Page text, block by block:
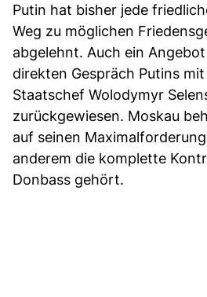
Putin hat bisher jede
Weg zu möglichen
abgelehnt. Auch ein
direkten Gespräch Putins
Staatschef Wolodymyr
zurückgewiesen. Moskau
auf seinen
anderem die komplette
Donbass gehört.